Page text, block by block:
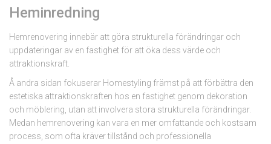
Heminredning
Hemrenovering innebär att göra strukturella förändringar och
uppdateringar av en fastighet för att öka dess värde och
attraktionskraft.
Å andra sidan fokuserar Homestyling främst på att förbättra den
estetiska attraktionskraften hos en fastighet genom dekoration
och möblering, utan att involvera stora strukturella förändringar.
Medan hemrenovering kan vara en mer omfattande och kostsam
process, som ofta kräver tillstånd och professionella